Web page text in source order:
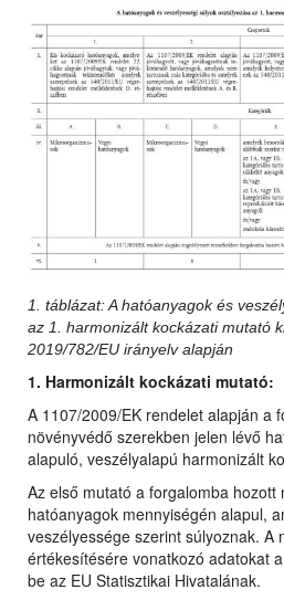
1. táblázat: A hatóanyagok és
az 1. harmonizált kockázati mutató
2019/782/EU irányelv alapján
1. Harmonizált kockázati mutató:
A 1107/2009/EK rendelet alapján a
növényvédő szerekben jelen lévő
alapuló, veszélyalapú harmonizált
Az első mutató a forgalomba hozott
hatóanyagok mennyiségén alapul,
veszélyessége szerint súlyoznak. A
értékesítésére vonatkozó adatokat
be az EU Statisztikai Hivatalának.